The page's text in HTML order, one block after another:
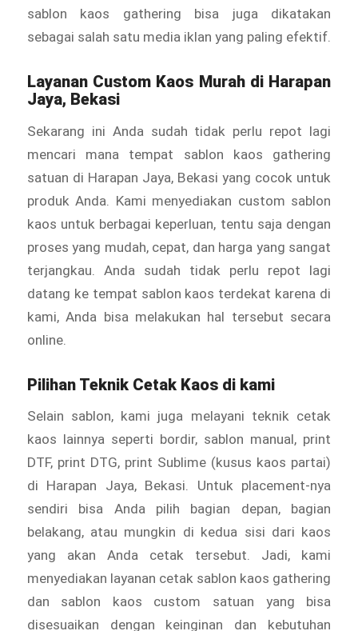
sablon kaos gathering bisa juga dikatakan
sebagai salah satu media iklan yang paling efektif.
Layanan Custom Kaos Murahdi Harapan
Jaya, Bekasi
Sekarang ini Anda sudah tidak perlu repot lagi
mencari mana tempat sablon kaos gathering
satuan di Harapan Jaya, Bekasi yang cocok untuk
produk Anda. Kami menyediakan custom sablon
kaos untuk berbagai keperluan, tentu saja dengan
proses yang mudah, cepat, dan harga yang sangat
terjangkau. Anda sudah tidak perlu repot lagi
datang ke tempat sablon kaos terdekat karena di
kami, Anda bisa melakukan hal tersebut secara
online.
Pilihan Teknik Cetak Kaos di kami
Selain sablon, kami juga melayani teknik cetak
kaos lainnya seperti bordir, sablon manual, print
DTF, print DTG, print Sublime (kusus kaos partai)
di Harapan Jaya, Bekasi. Untuk placement-nya
sendiri bisa Anda pilih bagian depan, bagian
belakang, atau mungkin di kedua sisi dari kaos
yang akan Anda cetak tersebut. Jadi, kami
menyediakan layanan cetak sablon kaos gathering
dan sablon kaos custom satuan yang bisa
disesuaikan dengan keinginan dan kebutuhan